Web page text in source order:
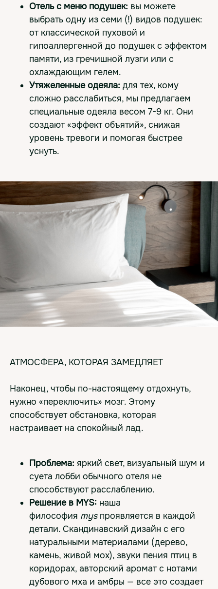
Отель с меню подушек: вы можете
выбрать одну из семи (!) видов подушек:
от классической пуховой и
гипоаллергенной до подушек с эффектом
памяти, из гречишной лузги или с
охлаждающим гелем.
Утяжеленные одеяла: для тех, кому
сложно расслабиться, мы предлагаем
специальные одеяла весом 7-9 кг. Они
создают «эффект объятий», снижая
уровень тревоги и помогая быстрее
уснуть.
АТМОСФЕРА, КОТОРАЯ ЗАМЕДЛЯЕТ
Наконец, чтобы по-настоящему отдохнуть,
нужно «переключить» мозг. Этому
способствует обстановка, которая
настраивает на спокойный лад.
Проблема: яркий свет, визуальный шум и
суета лобби обычного отеля не
способствуют расслаблению.
Решение в MYS: наша
философия mysпроявляется в каждой
детали. Скандинавский дизайн с его
натуральными материалами (дерево,
камень, живой мох), звуки пения птиц в
коридорах, авторский аромат с нотами
дубового мха и амбры — все это создает